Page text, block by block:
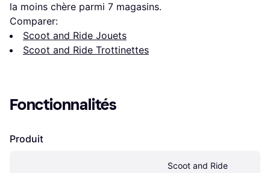
la moins chère parmi 7 magasins.
Comparer:
Scoot and Ride Jouets
Scoot and Ride Trottinettes
Fonctionnalités
Produit
Scoot and Ride